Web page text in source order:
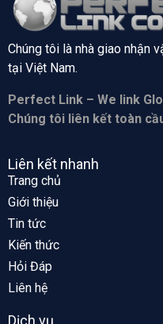
Chúng tôi là nhà giao nhận
tại Việt Nam.
Perfect Link – We link
Chúng tôi liên kết toàn
Liên kết nhanh
Trang chủ
Giới thiệu
Tin tức
Kiến thức
Hỏi Đáp
Liên hệ